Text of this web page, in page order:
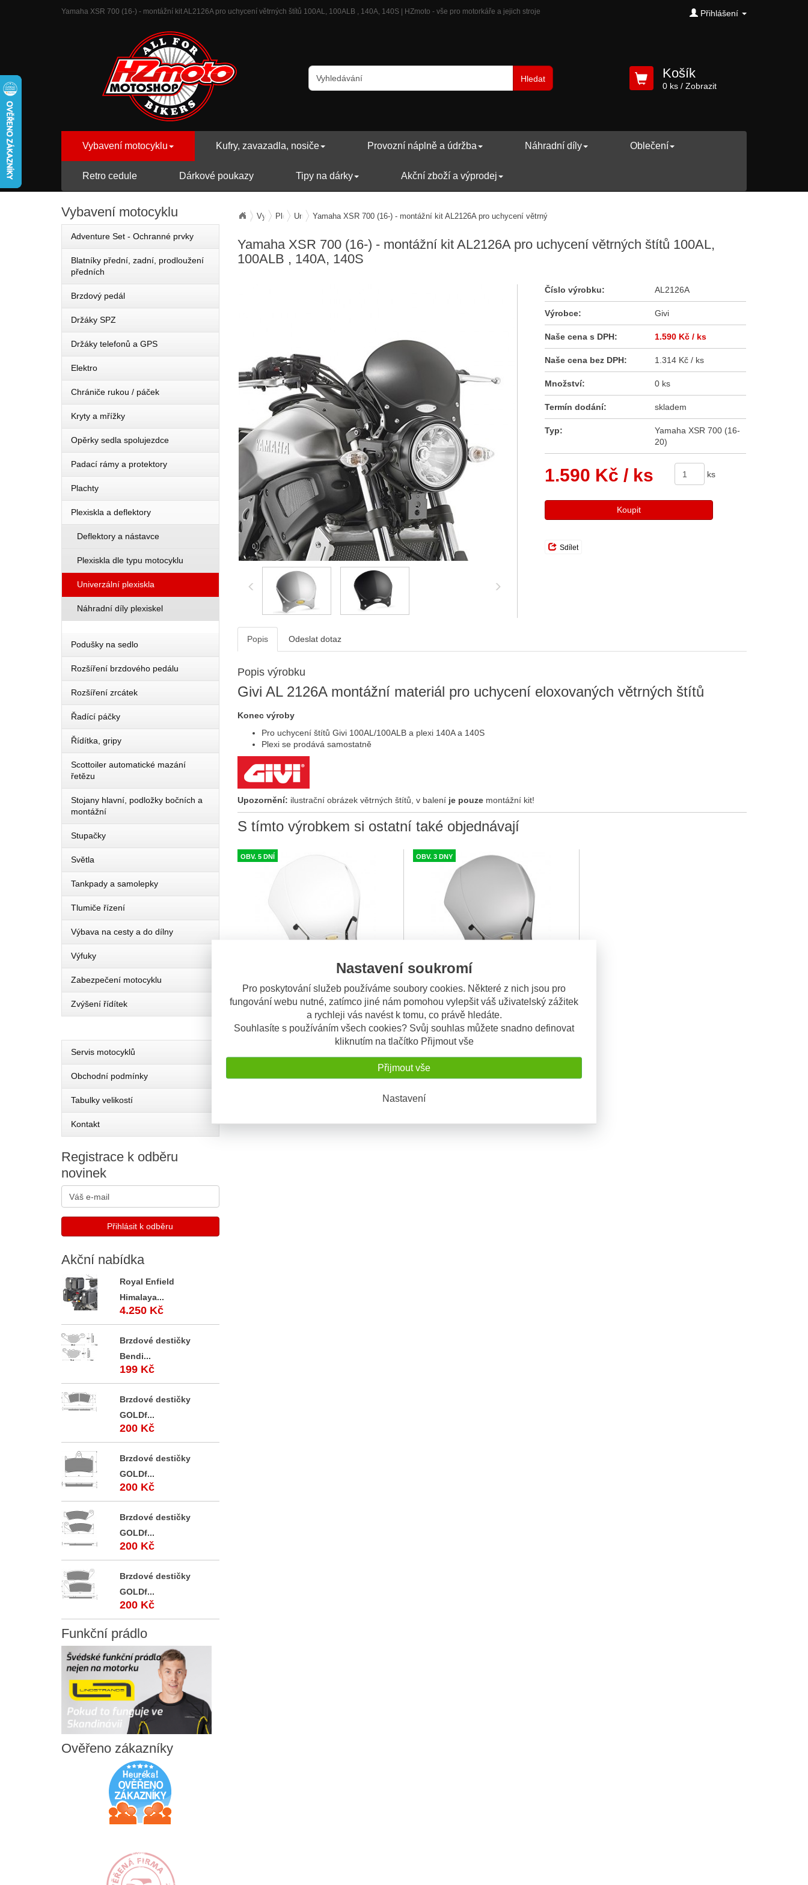
Nastavení soukromí
Pro poskytování služeb používáme soubory cookies. Některé z nich jsou pro
fungování webu nutné, zatímco jiné nám pomohou vylepšit váš uživatelský zážitek
a rychleji vás navést k tomu, co právě hledáte.
Souhlasíte s používáním všech cookies? Svůj souhlas můžete snadno definovat
kliknutím na tlačítko Přijmout vše
Přijmout vše
Nastavení
Yamaha XSR 700 (16-) - montážní kit AL2126A pro uchycení větrných štítů 100AL, 100ALB , 140A, 140S | HZmoto - vše pro motorkáře a jejich stroje Přihlášení
Hledat Košík
0 ks/ Zobrazit
Vybavení motocyklu Kufry, zavazadla, nosiče Provozní náplně a údržba Náhradní díly Oblečení
Retro cedule Dárkové poukazy Tipy na dárky Akční zboží a výprodej
Vybavení motocyklu
Plexiskla a deflektory
Univerzální plexiskla
Yamaha XSR 700 (16-) - montážní kit AL2126A pro uchycení větrných štítů 100AL, 100ALB , 140A, 140S
Yamaha XSR 700 (16-) - montážní kit AL2126A pro uchycení větrných štítů 100AL,
100ALB , 140A, 140S
Číslo výrobku: AL2126A
Výrobce: Givi
Naše cena s DPH: 1.590 Kč / ks
Naše cena bez DPH: 1.314 Kč / ks
Množství: 0 ks
Termín dodání: skladem
Typ:
Yamaha XSR 700 (16-
20)
1.590 Kč / ks ks
Koupit
Sdílet
Popis Odeslat dotaz
Popis výrobku
Givi AL 2126A montážní materiál pro uchycení eloxovaných větrných štítů
Konec výroby
Pro uchycení štítů Givi 100AL/100ALB a plexi 140A a 140S
Plexi se prodává samostatně
Upozornění: ilustrační obrázek větrných štítů, v balení je pouzemontážní kit!
S tímto výrobkem si ostatní také objednávají
OBV. 5 DNÍ
Univerzální čiré plexi Givi 140A
Čiré plexi Givi 140A Pro upevnění
2.390 Kč
OBV. 3 DNY
Univerzální kouřové plexi Givi 140S
Kouřové plexi Givi 140S Pro upevnění
potřebujete...
2.390 Kč
Vybavení motocyklu
Adventure Set - Ochranné prvky
Blatníky přední, zadní, prodloužení
předních
Brzdový pedál
Držáky SPZ
Držáky telefonů a GPS
Elektro
Chrániče rukou / páček
Kryty a mřížky
Opěrky sedla spolujezdce
Padací rámy a protektory
Plachty
Plexiskla a deflektory
Deflektory a nástavce
Plexiskla dle typu motocyklu
Univerzální plexiskla
Náhradní díly plexiskel
Podušky na sedlo
Rozšíření brzdového pedálu
Rozšíření zrcátek
Řadící páčky
Řídítka, gripy
Scottoiler automatické mazání
řetězu
Stojany hlavní, podložky bočních a
montážní
Stupačky
Světla
Tankpady a samolepky
Tlumiče řízení
Výbava na cesty a do dílny
Výfuky
Zabezpečení motocyklu
Zvýšení řídítek
Servis motocyklů
Obchodní podmínky
Tabulky velikostí
Kontakt
Registrace k odběru
novinek
Akční nabídka
Royal Enfield
Himalaya...
4.250 Kč
Brzdové destičky
Bendi...
199 Kč
Brzdové destičky
GOLDf...
200 Kč
Brzdové destičky
GOLDf...
200 Kč
Brzdové destičky
GOLDf...
200 Kč
Brzdové destičky
GOLDf...
200 Kč
Funkční prádlo
Ověřeno zákazníky